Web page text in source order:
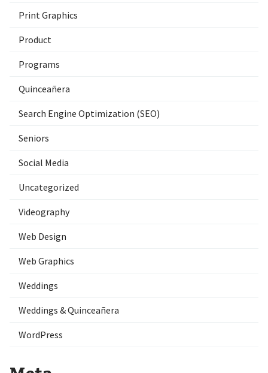
Print Graphics
Product
Programs
Quinceañera
Search Engine Optimization (SEO)
Seniors
Social Media
Uncategorized
Videography
Web Design
Web Graphics
Weddings
Weddings & Quinceañera
WordPress